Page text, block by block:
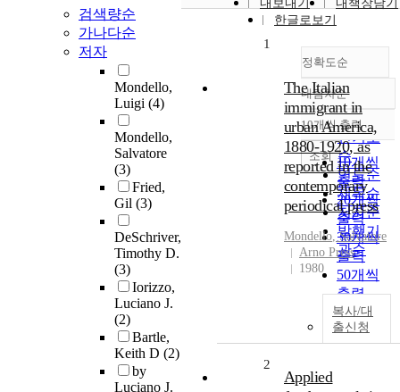
검색량순
가나다순
저자
Mondello,
Luigi (4)
Mondello,
Salvatore
(3)
Fried,
Gil (3)
DeSchriver,
Timothy D.
(3)
Iorizzo,
Luciano J.
(2)
Bartle,
Keith D (2)
by
Luciano J.
내보내기
내책장담기
한글로보기
정확도순
정확도
순
인기도
순
연도순
제목순
저자순
발행기
관순
내림차순
내림차순
10개씩 출력
10개씩
출력
20개씩
출력
30개씩
출력
50개씩
출력
100개씩
출력
조회
1
The Italian
immigrant in
urban America,
1880-1920, as
reported in the
contemporary
periodical press
Mondello, Salvatore
Arno Press
1980
복사/대
출신청
2
Applied